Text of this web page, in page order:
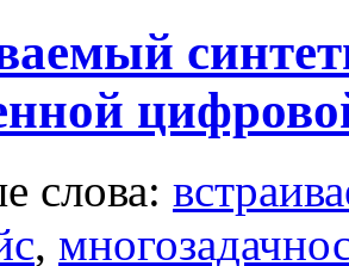
слова:
,